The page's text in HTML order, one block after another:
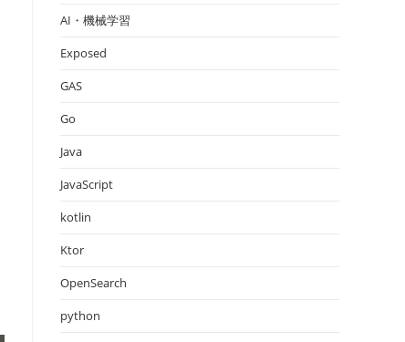
AI・機械学習
Exposed
GAS
Go
Java
JavaScript
kotlin
Ktor
OpenSearch
python